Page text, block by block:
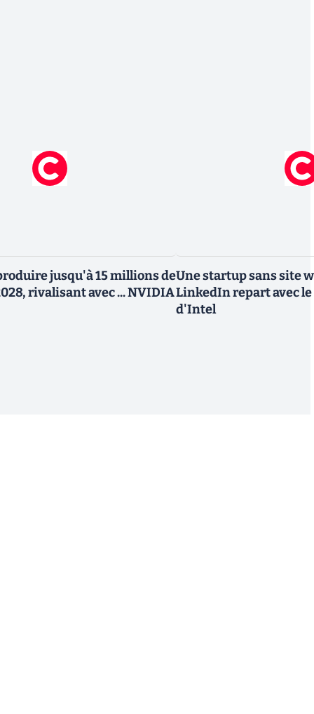
jusqu'à 15 millions de
rivalisant avec ... NVIDIA
Une startup sans site
LinkedIn repart avec le
d'Intel